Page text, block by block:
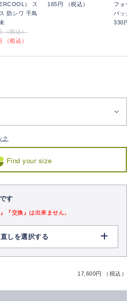
） ス
防シワ 千鳥
（税込）
（税込）
165円 （税込）
フォー
バッグ
330円
ク
Find your size
す
『交換』は出来ません。
しを選択する
17,600円 （税込）